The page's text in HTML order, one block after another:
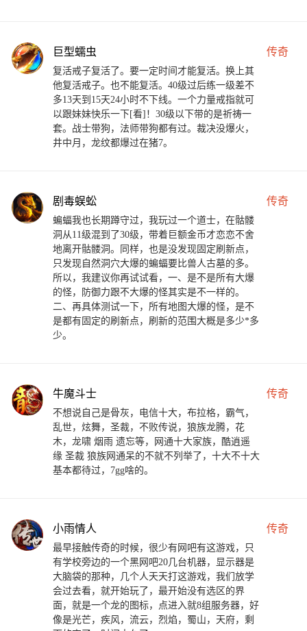
巨型蠕虫 传奇
复活戒子复活了。要一定时间才能复活。换上其
他复活戒子。也不能复活。40级过后练一级差不
多13天到15天24小时不下线。一个力量戒指就可
以跟妹妹快乐一下[看]！30级以下带的是祈祷一
套。战士带狗，法师带狗都有过。裁决没爆火，
井中月，龙纹都爆过在猪7。
剧毒蜈蚣 传奇
蝙蝠我也长期蹲守过，我玩过一个道士，在骷髅
洞从11级混到了30级，带着巨额金币才恋恋不舍
地离开骷髅洞。同样，也是没发现固定刷新点，
只发现自然洞穴大爆的蝙蝠要比兽人古墓的多。
所以，我建议你再试试看，一、是不是所有大爆
的怪，防御力跟不大爆的怪其实是不一样的。
二、再具体测试一下，所有地图大爆的怪，是不
是都有固定的刷新点，刷新的范围大概是多少*多
少。
牛魔斗士 传奇
不想说自己是骨灰，电信十大，布拉格，霸气，
乱世，炫舞，圣裁，不败传说，狼族龙腾，花
木，龙啸 烟雨 遗忘等，网通十大家族，酷逍遥
缘 圣裁 狼族网通呆的不就不列举了，十大不十大
基本都待过，7gg啥的。
小雨情人 传奇
最早接触传奇的时候，很少有网吧有这游戏，只
有学校旁边的一个黑网吧20几台机器，显示器是
大脑袋的那种，几个人天天打这游戏，我们放学
会过去看，就开始玩了，最开始没有选区的界
面，就是一个龙的图标，点进入就8组服务器，好
像是光芒，疾风，流云，烈焰，蜀山，天府，剩